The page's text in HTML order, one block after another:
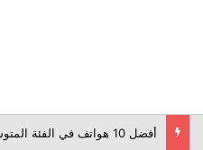
أفضل 10 هواتف في الفئة المتوسطة لعام 2026